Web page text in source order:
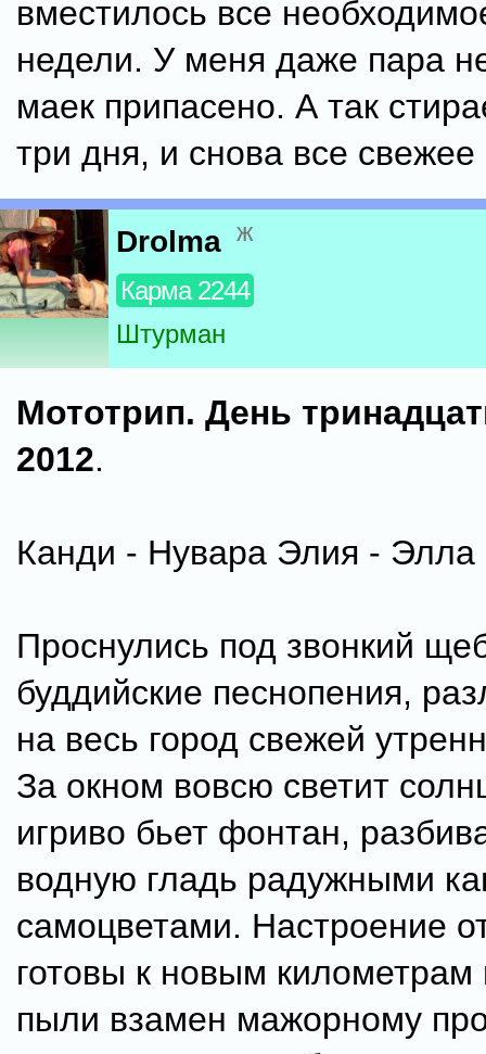
вместилось все
недели. У меня даже пара
маек припасено. А так
три дня, и снова все свежее
Drolma ж
Карма 2244
Штурман
Мототрип. День
2012.
Канди - Нувара Элия - Элла
Проснулись под звонкий
буддийские песнопения,
на весь город свежей
За окном вовсю светит
игриво бьет фонтан,
водную гладь радужными
самоцветами. Настроение
готовы к новым
пыли взамен мажорному